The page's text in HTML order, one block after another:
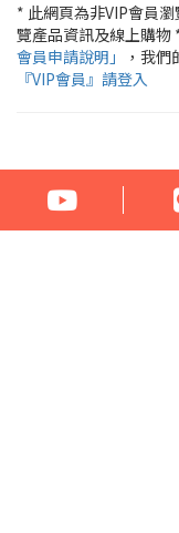
* 此網頁為非VIP會員
覽產品資訊及線上購物
會員申請說明」
，我
『VIP會員』請登入
公司名稱：花言草
統一編號：